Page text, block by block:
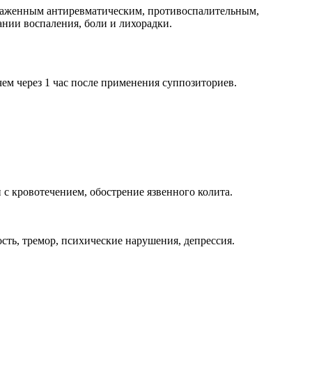
антиревматическим, противоспалительным,
воспаления, боли и лихорадки.
через 1 час после применения суппозиториев.
обострение язвенного колита.
тремор, психические нарушения, депрессия.